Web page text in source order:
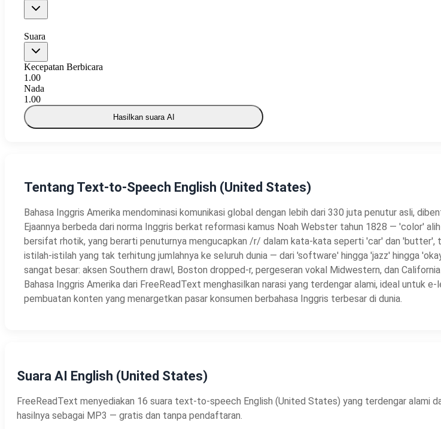
Suara
Kecepatan Berbicara
1.00
Nada
1.00
Hasilkan suara AI
Tentang Text-to-Speech English (United States)
Bahasa Inggris Amerika mendominasi komunikasi global dengan lebih dari 330 juta penutur asli,
Ejaannya berbeda dari norma Inggris berkat reformasi kamus Noah Webster tahun 1828 — 'color'
bersifat rhotik, yang berarti penuturnya mengucapkan /r/ dalam kata-kata seperti 'car' dan 'butter',
istilah-istilah yang tak terhitung jumlahnya ke seluruh dunia — dari 'software' hingga 'jazz' hingga
sangat besar: aksen Southern drawl, Boston dropped-r, pergeseran vokal Midwestern, dan
Bahasa Inggris Amerika dari FreeReadText menghasilkan narasi yang terdengar alami, ideal untuk
pembuatan konten yang menargetkan pasar konsumen berbahasa Inggris terbesar di dunia.
Suara AI English (United States)
FreeReadText menyediakan 16 suara text-to-speech English (United States) yang terdengar alami
hasilnya sebagai MP3 — gratis dan tanpa pendaftaran.